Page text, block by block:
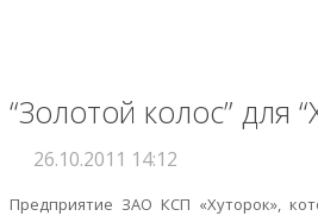
“Золотой колос” для
26.10.2011 14:12
Предприятие ЗАО КСП «Хуторок»,